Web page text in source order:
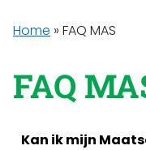
Home » FAQ MAS
FAQ
Kan ik mijn